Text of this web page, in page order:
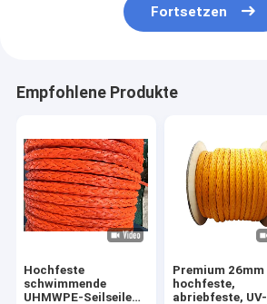
Fortsetzen
Empfohlene Produkte
Hochfeste
schwimmende
UHMWPE-Seilseile
Premium 26mm
hochfeste,
abriebfeste, UV-